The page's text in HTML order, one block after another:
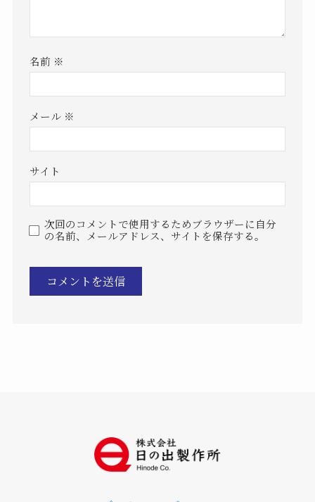
名前 ※
メール ※
サイト
次回のコメントで使用するためブラウザーに自分
の名前、メールアドレス、サイトを保存する。